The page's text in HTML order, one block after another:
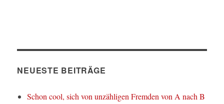
NEUESTE BEITRÄGE
Schon cool, sich von unzähligen Fremden von A nach B